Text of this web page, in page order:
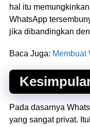
hal itu
WhatsApp
jika dibandingkan
Baca Juga: Membuat
Pada dasarnya
yang sangat privat.